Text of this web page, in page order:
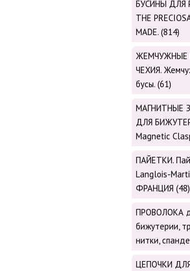
БУСИНЫ ДЛЯ
THE
MADE. (814)
ЖЕМЧУЖНЫЕ
ЧЕХИЯ.
бусы. (61)
МАГНИТНЫЕ
ДЛЯ
Magnetic
ПАЙЕТКИ.
Langlois-
ФРАНЦИЯ (48)
ПРОВОЛОКА
бижутерии,
нитки,
ЦЕПОЧКИ